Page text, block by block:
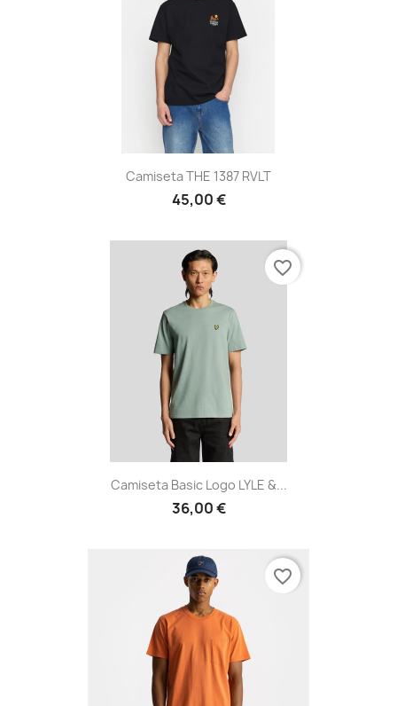
Camiseta THE 1387 RVLT
45,00 €
Camiseta Basic Logo LYLE &...
36,00 €
favorite_border
favorite_border